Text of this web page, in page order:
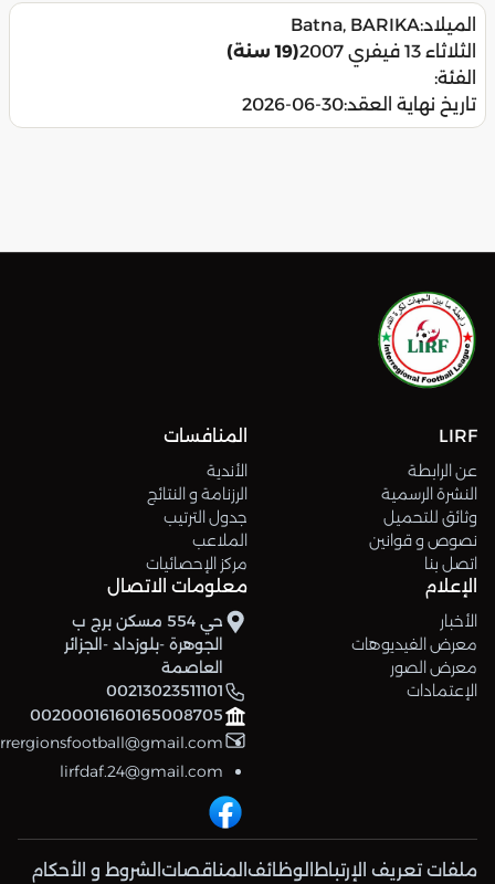
الميلاد:Batna, BARIKA
الثلاثاء 13 فيفري 2007
(19 سنة)
الفئة:
تاريخ نهاية العقد:2026-06-30
LIRF
عن الرابطة
النشرة الرسمية
وثائق للتحميل
نصوص و قوانين
اتصل بنا
المنافسات
الأندية
الرزنامة و النتائج
جدول الترتيب
الملاعب
مركز الإحصائيات
الإعلام
الأخبار
معرض الفيديوهات
معرض الصور
الإعتمادات
معلومات الاتصال
حي 554 مسكن برج ب
الجوهرة -بلوزداد -الجزائر
العاصمة
00213023511101
00200016160165008705
lirfdaf.24@gmail.com
ملفات تعريف الإرتباط الوظائف المناقصات الشروط و الأحكام